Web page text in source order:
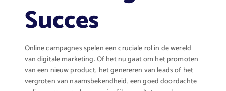
Succes
Online campagnes spelen een cruciale rol in de wereld
van digitale marketing. Of het nu gaat om het promoten
van een nieuw product, het genereren van leads of het
vergroten van naamsbekendheid, een goed doordachte